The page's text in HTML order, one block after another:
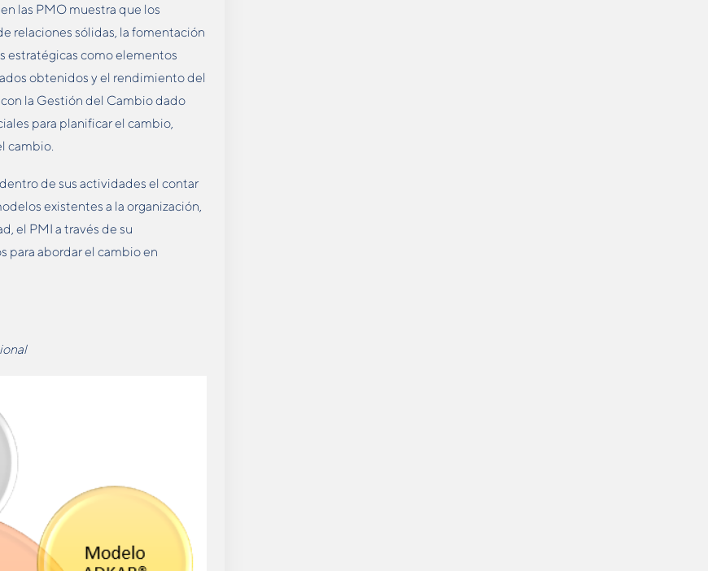
las PMO muestra que los
relaciones sólidas, la fomentación
estratégicas como elementos
obtenidos y el rendimiento del
la Gestión del Cambio dado
para planificar el cambio,
cambio.
de sus actividades el contar
existentes a la organización,
el PMI a través de su
para abordar el cambio en